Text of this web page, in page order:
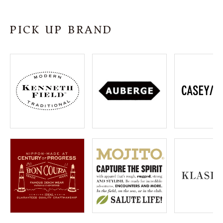
INFORMATION
ご利用ガイド
プライバシーポリシー
特定商取引法について
お問い合わせ
OFFICIAL WEB SITE
ACCOUNT MENU
ようこそ ゲスト 様
meeting_room ログイン 会員登録
PICK UP BRAND